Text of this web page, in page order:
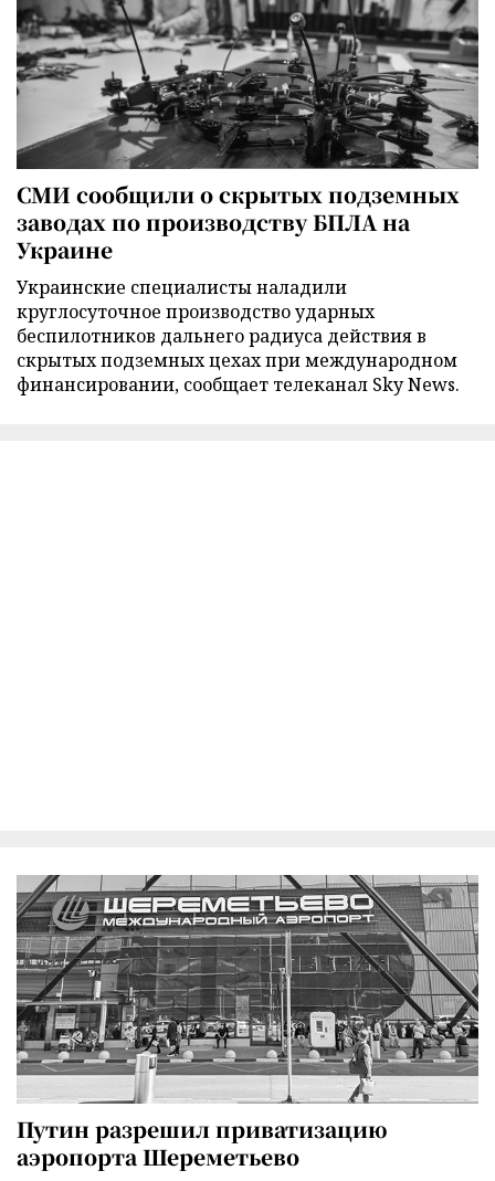
СМИ сообщили о скрытых подземных
заводах по производству БПЛА на
Украине
Украинские специалисты наладили
круглосуточное производство ударных
беспилотников дальнего радиуса действия в
скрытых подземных цехах при международном
финансировании, сообщает телеканал Sky News.
Путин разрешил приватизацию
аэропорта Шереметьево